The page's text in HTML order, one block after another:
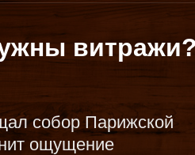
собор Парижской
ощущение